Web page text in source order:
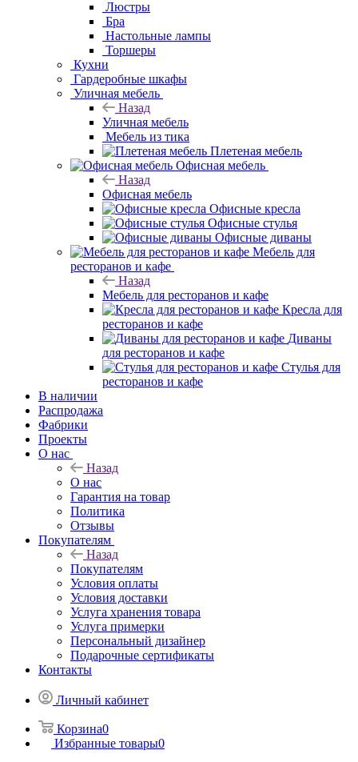
Назад
Уличная мебель
Плетеная мебель
Офисная мебель
Назад
Офисная мебель
Офисные кресла
Офисные стулья
Офисные диваны
Мебель для ресторанов и кафе
Назад
Мебель для ресторанов и кафе
Кресла для ресторанов и кафе
Диваны для ресторанов и кафе
Стулья для ресторанов и кафе
В наличии
О нас
Назад
О нас
Гарантия на товар
Отзывы
Покупателям
Назад
Покупателям
Условия оплаты
Условия доставки
Услуга хранения товара
Услуга примерки
Персональный дизайнер
Подарочные сертификаты
Контакты
Личный кабинет
Корзина
Назад
Телефоны